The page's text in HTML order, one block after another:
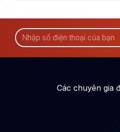
Các chuyên gia